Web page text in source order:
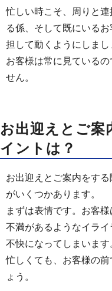
忙しい時こそ、周りと
る係、そして既にいる
担して動くようにしまし
お客様は常に見ている
せん。
お出迎えとご案
イントは？
お出迎えとご案内をす
がいくつかあります。
まずは表情です。お客
不満があるようなイライ
不快になってしまいます
忙しくても、お客様の
ょう。